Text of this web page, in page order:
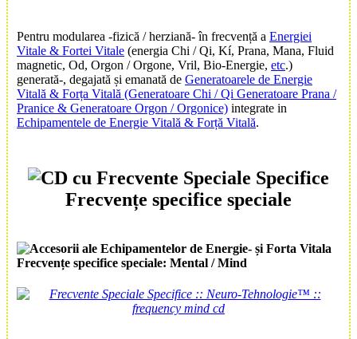
Pentru modularea -fizică / herziană- în frecvență a Energiei
Vitale & Fortei Vitale (energia Chi / Qi, Kí, Prana, Mana, Fluid
magnetic, Od, Orgon / Orgone, Vril, Bio-Energie, etc.)
generată-, degajată și emanată de Generatoarele de Energie
Vitală & Forța Vitală (Generatoare Chi / Qi Generatoare Prana /
Pranice & Generatoare Orgon / Orgonice) integrate in
Echipamentele de Energie Vitală & Forță Vitală.
Frecvențe specifice speciale
Frecvențe specifice speciale: Mental / Mind